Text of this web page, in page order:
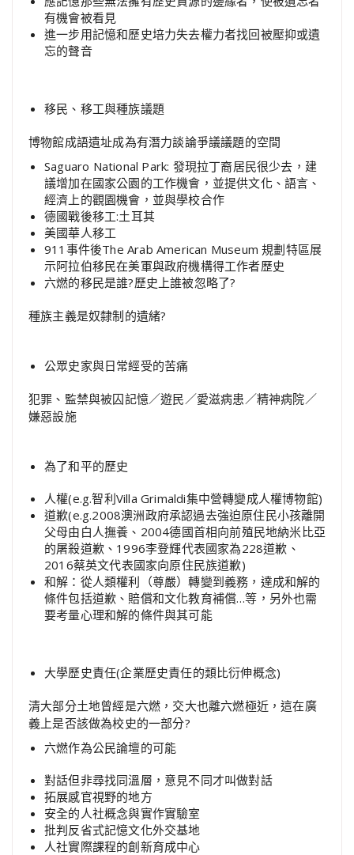
有機會被看見
進一步用記憶和歷史培力失去權力者找回被壓抑或遺
忘的聲音
移民、移工與種族議題
博物館成語遺址成為有潛力談論爭議議題的空間
Saguaro National Park: 發現拉丁裔居民很少去，建
議增加在國家公園的工作機會，並提供文化、語言、
經濟上的觀園機會，並與學校合作
德國戰後移工:土耳其
美國華人移工
911事件後The Arab American Museum 規劃特區展
示阿拉伯移民在美軍與政府機構得工作者歷史
六燃的移民是誰?歷史上誰被忽略了?
種族主義是奴隸制的遺緒?
公眾史家與日常經受的苦痛
犯罪、監禁與被囚記憶／遊民／愛滋病患／精神病院／
嫌惡設施
為了和平的歷史
人權(e.g.智利Villa Grimaldi集中營轉變成人權博物館)
道歉(e.g.2008澳洲政府承認過去強迫原住民小孩離開
父母由白人撫養、2004德國首相向前殖民地納米比亞
的屠殺道歉、1996李登輝代表國家為228道歉、
2016蔡英文代表國家向原住民族道歉)
和解：從人類權利（尊嚴）轉變到義務，達成和解的
條件包括道歉、賠償和文化教育補償…等，另外也需
要考量心理和解的條件與其可能
大學歷史責任(企業歷史責任的類比衍伸概念)
清大部分土地曾經是六燃，交大也離六燃極近，這在廣
義上是否該做為校史的一部分?
六燃作為公民論壇的可能
對話但非尋找同溫層，意見不同才叫做對話
拓展感官視野的地方
安全的人社概念與實作實驗室
批判反省式記憶文化外交基地
人社實際課程的創新育成中心